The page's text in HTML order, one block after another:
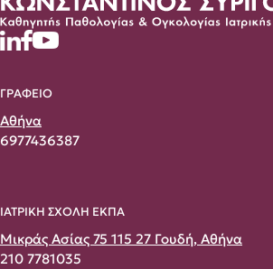
ΓΡΑΦΕΙΟ
Αθήνα
6977436387
ΙΑΤΡΙΚΗ ΣΧΟΛΗ ΕΚΠΑ
Μικράς Ασίας 75 115 27 Γουδή, Αθήνα
210 7781035